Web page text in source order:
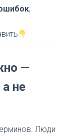
,
—
не
Люди